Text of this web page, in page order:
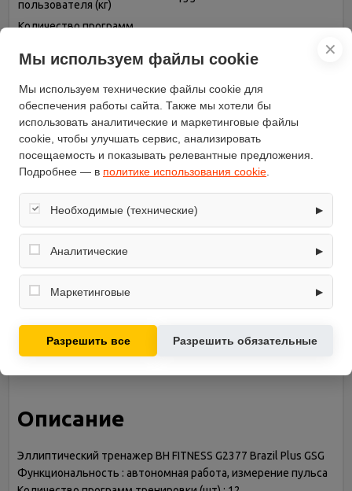
пользователя (кг)
Количество программ
Длина (см)
170
Ширина (см)
67
Бренд
BH FITNESS
Высота (см)
168
Вес маховика (кг)
Маховик
сзади
Функциональность
автономная работа,
Длина шага (см)
Пульсозависимых программ
(шт)
Возможность подключения
беспроводного
Описание
Эллиптический тренажер BH FITNESS G2377 Brazil Plus GSG
Функциональность : автономная работа, измерение пульса
✕
Мы используем файлы cookie
Мы используем технические файлы cookie для
обеспечения работы сайта. Также мы хотели бы
использовать аналитические и маркетинговые файлы
cookie, чтобы улучшать сервис, анализировать
посещаемость и показывать релевантные предложения.
Подробнее — в политике использования cookie
Необходимые (технические) ▶
Обеспечивают корректную работу сайта: оформление
заказа, корзина, вход в личный кабинет. Без них основные
Аналитические ▶
Собирают обезличенную информацию о посещениях и
использовании сайта (например, счётчики аналитики),
Маркетинговые ▶
предложений на основе ваших интересов.
Разрешить все Разрешить обязательные